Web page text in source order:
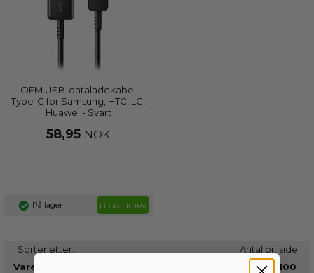
OEM USB-dataladekabel
Type-C for Samsung, HTC, LG,
Huawei - Svart
58,95 NOK
På lager LEGG I KURV
Sorter etter:
Antal pr. side:
30
100